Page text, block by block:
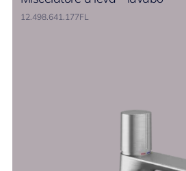
12.498.641.177FL